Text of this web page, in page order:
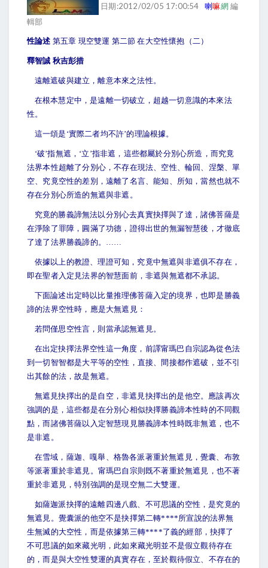
日期:2012/02/05 17:00:54喇嘛網編
輯部
性論述 第五章 現空雙運 第二節 在大空性懷抱（二）
釋智誠 秋吉彭措
遠離遮破與建立，離意本來之法性。
在根本慧定中，是遠離一切破立，超越一切意識的本來法
性。
這一頌是‘實際二者均不許’的理論根據。
‘破’指無遮，‘立’指非遮，這些都屬於分別心所造，而究竟
法界本性超離了分別心，不存在現法、空性、輪回、涅槃、單
空、究竟空性的差別，遠離了名言、能知、所知，當然也就不
存在分別心所造的無遮與非遮。
究竟的勝義諦無法以分別心去真實抉擇與了達，諸佛菩薩是
在淨除了罪障，圓滿了功德，證得出世的無漏智慧後，才徹底
了達了法界勝義諦的。……
依據以上的教證、理證可知，究竟中無遮與非遮俱不存在，
即在聖者入定見法界的智慧面前，非遮與無遮都不承認。
下面論述出定時以比量推理佛菩薩入定的境界，也即是勝義
諦的法界空性時，應是大無遮見：
若問僅思空性言，則當承認無遮見。
在出定抉擇法界空性這一角度，前譯甯瑪巴自宗認為從色法
到一切智智都是大平等的空性，直接、間接都作遮破，並不引
出其餘的法，故是無遮。
無遮見抉擇出的是自空，非遮見抉擇出的是他空。應該再次
強調的是，這些都是在分別心相似抉擇勝義諦本性時的不同觀
點，而諸佛菩薩以入定智慧現見勝義諦本性時既非無遮，也不
是非遮。
在雪域，薩迦、嘎舉、格魯各派著重於無遮見，覺囊、布敦
等派著重於非遮見。甯瑪巴自宗則既不著重於無遮見，也不著
重於非遮見，特別強調的是現空無二大雙運。
如薩迦派抉擇的遠離四邊八戲、不可思議的空性，是究竟的
無遮見。覺囊派的他空不是抉擇第二轉****所宣說的法界無
生無滅的大空性，而是依據第三轉****了義的經部，抉擇了
不可思議的如來藏光明，此如來藏光明並不是假立觀待存在
的，而是與大空性雙運的真實存在，至於觀待假立、不存在的